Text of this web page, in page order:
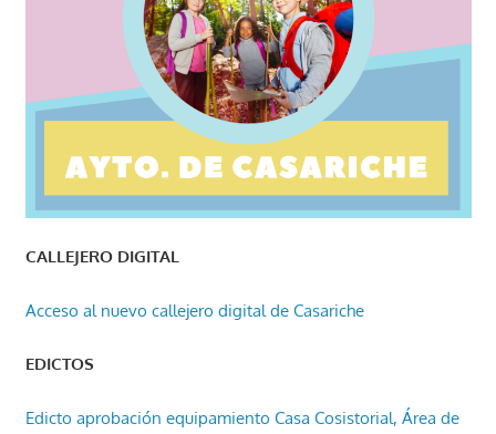
CALLEJERO DIGITAL
Acceso al nuevo callejero digital de Casariche
EDICTOS
Edicto aprobación equipamiento Casa Cosistorial, Área de